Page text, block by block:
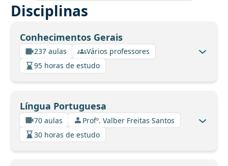
Disciplinas
Conhecimentos Gerais
237 aulas
Vários professores
95 horas de estudo
Língua Portuguesa
70 aulas
Profº. Valber Freitas Santos
30 horas de estudo